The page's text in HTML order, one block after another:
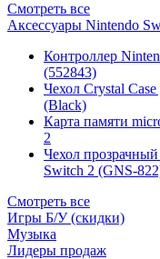
Смотреть все
Аксессуары Nintendo
Контроллер
(552843)
Чехол Сrystal
(Black)
Карта памяти
2
Чехол
Switch 2 (GNS-
Смотреть все
Игры Б/У (скидки)
Музыка
Лидеры продаж